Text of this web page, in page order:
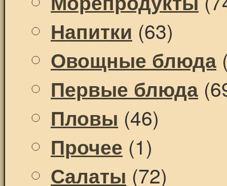
Напитки (63)
Овощные блюда
Первые блюда
Пловы (46)
Прочее (1)
Салаты (72)